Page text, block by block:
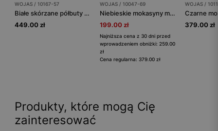
WOJAS / 10167-57
Białe skórzane półbuty męskie z granatowymi wstawkami
449.00 zł
WOJAS / 10047-69
Niebieskie mokasyny męskie na czarnej podeszwie
199.00 zł
Najniższa cena z 30 dni przed
wprowadzeniem obniżki: 259.00
zł
Cena regularna: 379.00 zł
WOJAS /
379.00 zł
Produkty, które mogą Cię
zainteresować